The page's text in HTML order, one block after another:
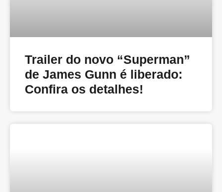
Trailer do novo “Superman”
de James Gunn é liberado:
Confira os detalhes!